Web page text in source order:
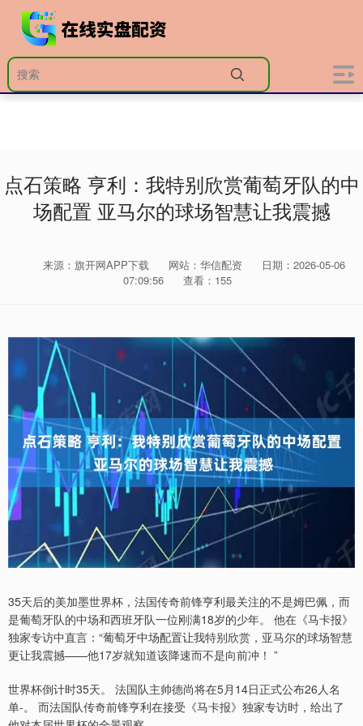
点石策略 亨利：我特别欣赏葡萄牙队的中
场配置 亚马尔的球场智慧让我震撼
来源：旗开网APP下载 网站：华信配资
日期：2026-05-06
07:09:56
查看：155
35天后的美加墨世界杯，法国传奇前锋亨利最关注的不是姆巴佩，而
是葡萄牙队的中场和西班牙队一位刚满18岁的少年。 他在《马卡报》
独家专访中直言：“葡萄牙中场配置让我特别欣赏，亚马尔的球场智慧
更让我震撼——他17岁就知道该降速而不是向前冲！ ”
世界杯倒计时35天。 法国队主帅德尚将在5月14日正式公布26人名
单-。 而法国队传奇前锋亨利在接受《马卡报》独家专访时，给出了